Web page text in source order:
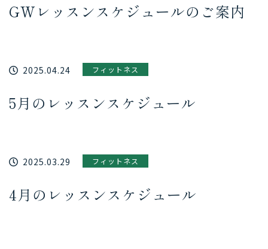
GWレッスンスケジュールのご案内
2025.04.24 フィットネス
5月のレッスンスケジュール
2025.03.29 フィットネス
4月のレッスンスケジュール